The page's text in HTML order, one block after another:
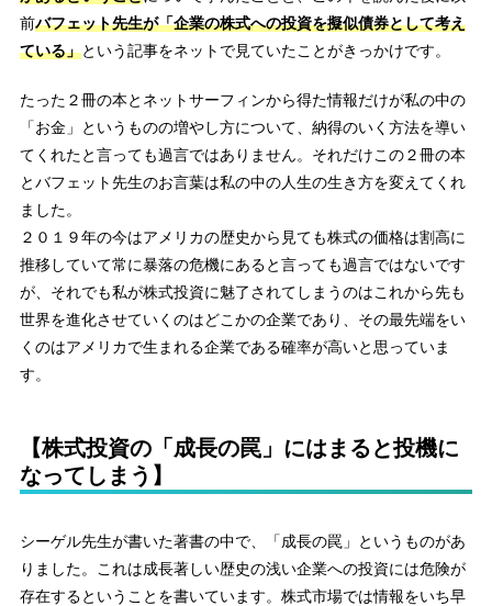
前バフェット先生が「企業の株式への投資を擬似債券として考え
ている」という記事をネットで見ていたことがきっかけです。
たった２冊の本とネットサーフィンから得た情報だけが私の中の
「お金」というものの増やし方について、納得のいく方法を導い
てくれたと言っても過言ではありません。それだけこの２冊の本
とバフェット先生のお言葉は私の中の人生の生き方を変えてくれ
ました。
２０１９年の今はアメリカの歴史から見ても株式の価格は割高に
推移していて常に暴落の危機にあると言っても過言ではないです
が、それでも私が株式投資に魅了されてしまうのはこれから先も
世界を進化させていくのはどこかの企業であり、その最先端をい
くのはアメリカで生まれる企業である確率が高いと思っていま
す。
【株式投資の「成長の罠」にはまると投機に
なってしまう】
シーゲル先生が書いた著書の中で、「成長の罠」というものがあ
りました。これは成長著しい歴史の浅い企業への投資には危険が
存在するということを書いています。株式市場では情報をいち早